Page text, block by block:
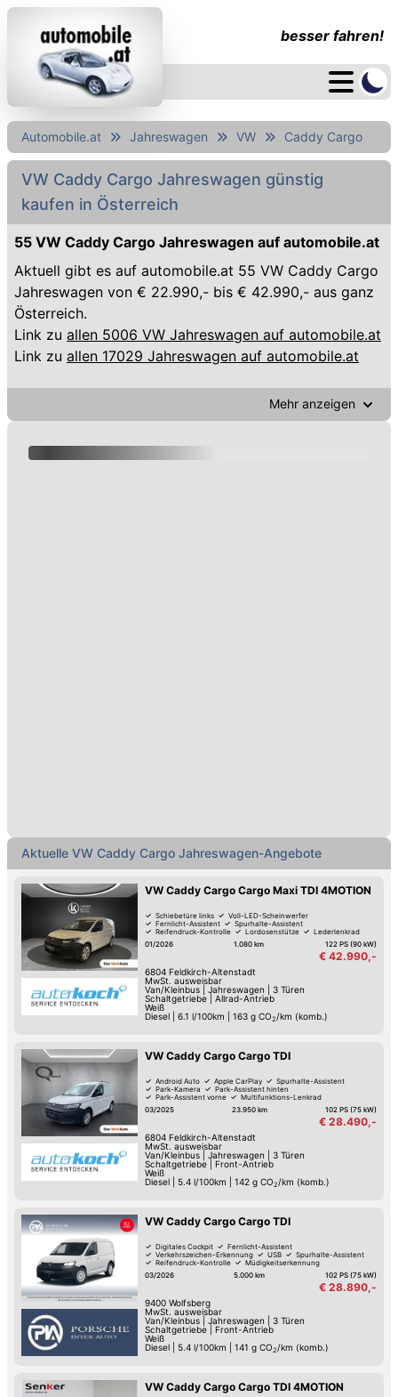
besser fahren!
Automobile.at Jahreswagen VW Caddy Cargo
VW Caddy Cargo Jahreswagen günstig
kaufen in Österreich
55 VW Caddy Cargo Jahreswagen auf automobile.at
Aktuell gibt es auf automobile.at 55 VW Caddy Cargo
Jahreswagen von € 22.990,- bis € 42.990,- aus ganz
Österreich.
Link zu allen 5006 VW Jahreswagen auf automobile.at
Link zu allen 17029 Jahreswagen auf automobile.at
Mehr anzeigen
Aktuelle VW Caddy Cargo Jahreswagen-Angebote
VW Caddy Cargo Cargo Maxi TDI 4MOTION
Schiebetüre links
Voll-LED-Scheinwerfer
Fernlicht-Assistent
Spurhalte-Assistent
Reifendruck-Kontrolle
Lordosenstütze
Lederlenkrad
LED-Tag-Fahrlicht
01/2026 1.080 km 122 PS (90 kW)
€ 42.990,-
6804 Feldkirch-Altenstadt
MwSt. ausweisbar
Van/Kleinbus| Jahreswagen
3 Türen
Schaltgetriebe| Allrad-Antrieb
Weiß
Diesel
6.1 l/100km 163 g CO2 /km (komb.)
VW Caddy Cargo Cargo TDI
Android Auto Apple CarPlay
Spurhalte-Assistent
Park-Kamera
Park-Assistent hinten
Park-Assistent vorne
Multifunktions-Lenkrad
Anhängerkupplung
03/2025 23.950 km 102 PS (75 kW)
€ 28.490,-
6804 Feldkirch-Altenstadt
MwSt. ausweisbar
Van/Kleinbus| Jahreswagen
3 Türen
Schaltgetriebe| Front-Antrieb
Weiß
Diesel
5.4 l/100km 142 g CO2 /km (komb.)
VW Caddy Cargo Cargo TDI
Digitales Cockpit
Fernlicht-Assistent
Verkehrszeichen-Erkennung
USB
Spurhalte-Assistent
Reifendruck-Kontrolle
Müdigkeitserkennung
Park-Kamera
03/2026 5.000 km 102 PS (75 kW)
€ 28.890,-
9400 Wolfsberg
MwSt. ausweisbar
Van/Kleinbus| Jahreswagen
3 Türen
Schaltgetriebe| Front-Antrieb
Weiß
Diesel
5.4 l/100km 141 g CO2 /km (komb.)
VW Caddy Cargo Cargo TDI 4MOTION